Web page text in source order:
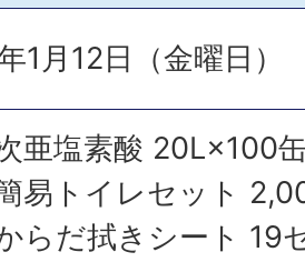
1月12日（金曜日）
亜塩素酸 20L×100
易トイレセット
らだ拭きシート 19